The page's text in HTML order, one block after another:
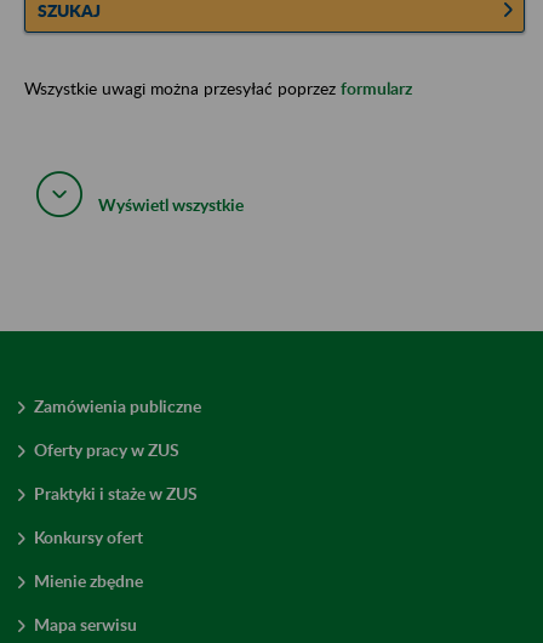
SZUKAJ
Wszystkie uwagi można przesyłać poprzez formularz
Wyświetl wszystkie
Zamówienia publiczne
Oferty pracy w ZUS
Praktyki i staże w ZUS
Konkursy ofert
Mienie zbędne
Mapa serwisu